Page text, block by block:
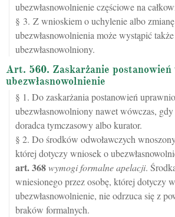
ubezwłasnowolnienie częściowe na
§ 3. Z wnioskiem o uchylenie albo zmianę
ubezwłasnowolnienia może wystąpić także
ubezwłasnowolniony.
Art. 560. Zaskarżanie postanowień
ubezwłasnowolnienie
§ 1. Do zaskarżania postanowień
ubezwłasnowolniony nawet wówczas,
doradca tymczasowy albo kurator.
§ 2. Do środków odwoławczych
której dotyczy wniosek o
art.368wymogi formalne apelacji.
wniesionego przez osobę, której dotyczy
ubezwłasnowolnienie, nie odrzuca się z
braków formalnych.